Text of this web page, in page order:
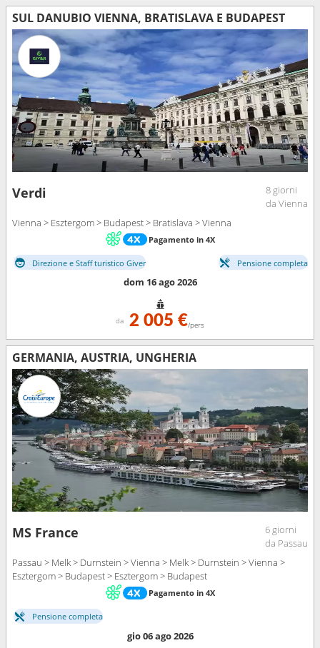
SUL DANUBIO VIENNA, BRATISLAVA E BUDAPEST
Verdi
8 giorni
da Vienna
Vienna > Esztergom > Budapest > Bratislava > Vienna
Pagamento in 4X
Direzione e Staff turistico Giver Pensione completa
dom 16 ago 2026
da 2 005 €/pers
GERMANIA, AUSTRIA, UNGHERIA
MS France
6 giorni
da Passau
Passau > Melk > Durnstein > Vienna > Melk > Durnstein > Vienna >
Esztergom > Budapest > Esztergom > Budapest
Pagamento in 4X
Pensione completa
gio 06 ago 2026